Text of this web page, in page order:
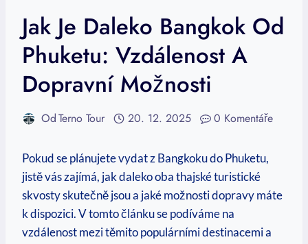
Jak Je Daleko Bangkok Od
Phuketu: Vzdálenost A
Dopravní Možnosti
OdTerno Tour 20. 12. 2025 0 Komentáře
Pokud se plánujete vydat z Bangkoku do Phuketu,
jistě vás zajímá, jak daleko oba ​thajské turistické‌
skvosty⁤ skutečně⁢ jsou ‌a‌ jaké možnosti dopravy máte
k dispozici. V tomto článku se⁤ podíváme ‍na
vzdálenost mezi‍ těmito populárními destinacemi a